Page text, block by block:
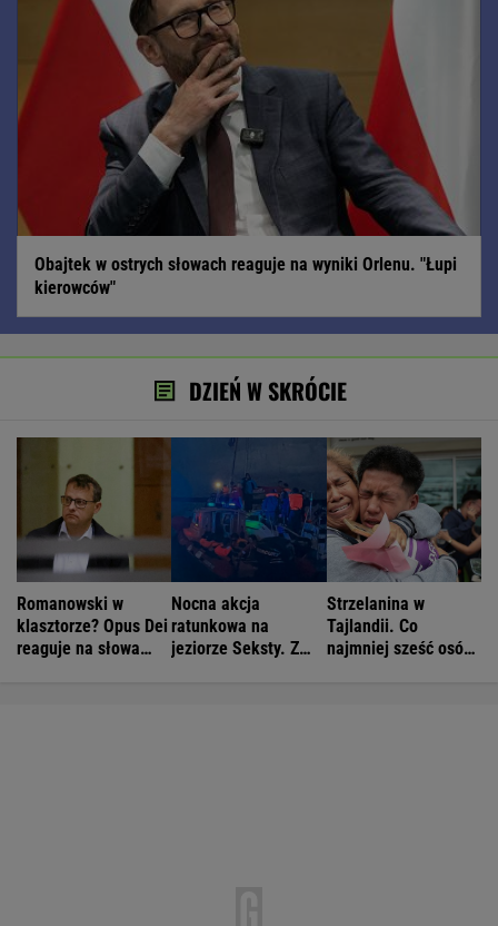
Obajtek w ostrych słowach reaguje na wyniki Orlenu. "Łupi
kierowców"
DZIEŃ W SKRÓCIE
Romanowski w
klasztorze? Opus Dei
reaguje na słowa
Nocna akcja
ratunkowa na
jeziorze Seksty. Z
Strzelanina w
Tajlandii. Co
najmniej sześć osób